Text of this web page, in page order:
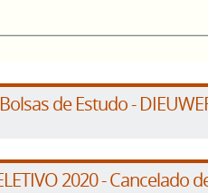
de Estudo -
2020 -